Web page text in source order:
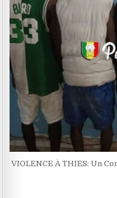
VIOLENCE À THIES: Un